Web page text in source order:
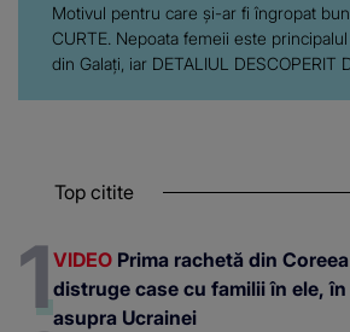
Motivul pentru care și-ar fi îngropat
CURTE. Nepoata femeii este
din Galați, iar DETALIUL DESCOPERIT
Top citite
VIDEO Prima rachetă din
distruge case cu familii în ele,
asupra Ucrainei